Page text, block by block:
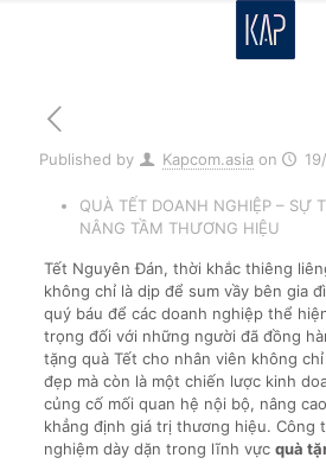
Published by Kapcom.asia on
QUÀ TẾT DOANH NGHIỆP – SỰ
NÂNG TẦM THƯƠNG HIỆU
Tết Nguyên Đán, thời khắc thiêng
không chỉ là dịp để sum vầy bên gia
quý báu để các doanh nghiệp thể
trọng đối với những người đã đồng
tặng quà Tết cho nhân viên không
đẹp mà còn là một chiến lược kinh
củng cố mối quan hệ nội bộ, nâng
khẳng định giá trị thương hiệu. Công
nghiệm dày dặn trong lĩnh vực quà